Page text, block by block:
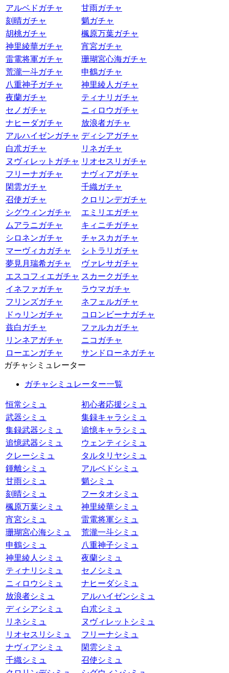
アルベドガチャ
甘雨ガチャ
刻晴ガチャ
魈ガチャ
胡桃ガチャ
楓原万葉ガチャ
神里綾華ガチャ
宵宮ガチャ
雷電将軍ガチャ
珊瑚宮心海ガチャ
荒瀧一斗ガチャ
申鶴ガチャ
八重神子ガチャ
神里綾人ガチャ
夜蘭ガチャ
ティナリガチャ
セノガチャ
ニィロウガチャ
ナヒーダガチャ
放浪者ガチャ
アルハイゼンガチャ ディシアガチャ
白朮ガチャ
リネガチャ
ヌヴィレットガチャ リオセスリガチャ
フリーナガチャ
ナヴィアガチャ
閑雲ガチャ
千織ガチャ
召使ガチャ
クロリンデガチャ
シグウィンガチャ
エミリエガチャ
ムアラニガチャ
キィニチガチャ
シロネンガチャ
チャスカガチャ
マーヴィカガチャ
シトラリガチャ
夢見月瑞希ガチャ
ヴァレサガチャ
エスコフィエガチャ スカークガチャ
イネファガチャ
ラウマガチャ
フリンズガチャ
ネフェルガチャ
ドゥリンガチャ
コロンビーナガチャ
兹白ガチャ
ファルカガチャ
リンネアガチャ
ニコガチャ
ローエンガチャ
サンドローネガチャ
ガチャシミュレーター
ガチャシミュレーター一覧
恒常シミュ
初心者応援シミュ
武器シミュ
集録キャラシミュ
集録武器シミュ
追憶キャラシミュ
追憶武器シミュ
ウェンティシミュ
クレーシミュ
タルタリヤシミュ
鍾離シミュ
アルベドシミュ
甘雨シミュ
魈シミュ
刻晴シミュ
フータオシミュ
楓原万葉シミュ
神里綾華シミュ
宵宮シミュ
雷電将軍シミュ
珊瑚宮心海シミュ
荒瀧一斗シミュ
申鶴シミュ
八重神子シミュ
神里綾人シミュ
夜蘭シミュ
ティナリシミュ
セノシミュ
ニィロウシミュ
ナヒーダシミュ
放浪者シミュ
アルハイゼンシミュ
ディシアシミュ
白朮シミュ
リネシミュ
ヌヴィレットシミュ
リオセスリシミュ
フリーナシミュ
ナヴィアシミュ
閑雲シミュ
千織シミュ
召使シミュ